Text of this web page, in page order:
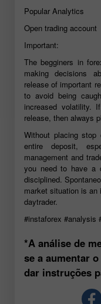
Popular Analytics
Open trading account
Important:
The begginers in
making decisions
release of important
to avoid being
increased volatility.
release, then always
Without placing
entire deposit,
management and
you need to have a
disciplined.
market situation is
daytrader.
#instaforex #analysis
*A análise de
se a aumentar
dar instruções